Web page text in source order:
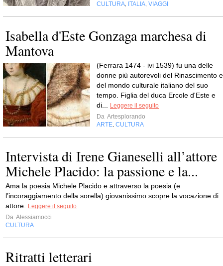
CULTURA
ITALIA VIAGGI
Isabella d'Este Gonzaga marchesa di
Mantova
(Ferrara 1474 - ivi 1539) fu una delle
donne più autorevoli del Rinascimento e
del mondo culturale italiano del suo
tempo. Figlia del duca Ercole d'Este e
di...
Leggere il seguito
Da Artesplorando
ARTE CULTURA
Intervista di Irene Gianeselli all’attore
Michele Placido: la passione e la...
Ama la poesia Michele Placido e attraverso la poesia (e
l’incoraggiamento della sorella) giovanissimo scopre la vocazione di
attore.
Leggere il seguito
Da Alessiamocci
CULTURA
Ritratti letterari